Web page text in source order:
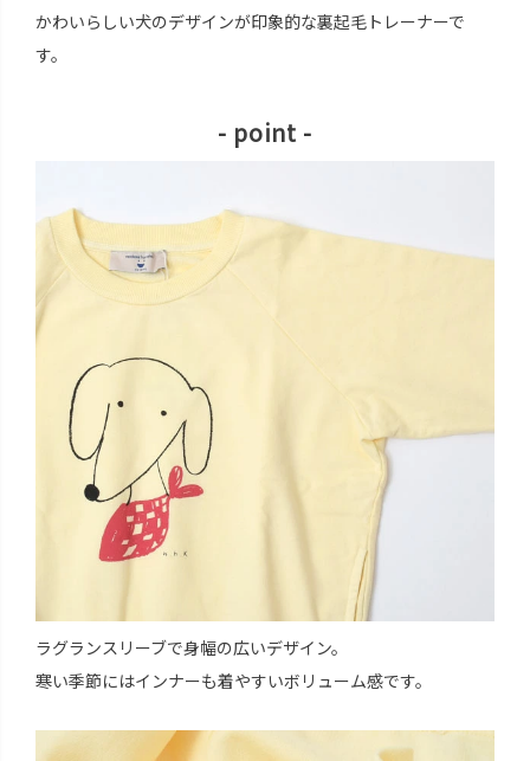
かわいらしい犬のデザインが印象的な裏起毛トレーナーで
す。
- point -
ラグランスリーブで身幅の広いデザイン。
寒い季節にはインナーも着やすいボリューム感です。